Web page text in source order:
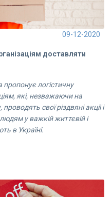
09-12-2020
доставляти
логістичну
які, незважаючи на
свої різдвяні акції і
у важкій життєвій і
в Україні.